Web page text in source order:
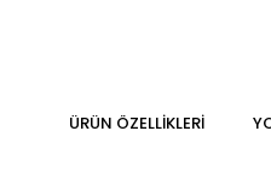
ÜRÜN ÖZELLIKLERI